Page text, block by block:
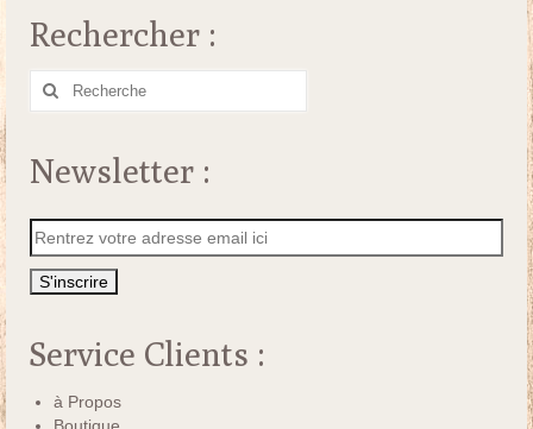
Rechercher :
Rechercher
Newsletter :
Service Clients :
à Propos